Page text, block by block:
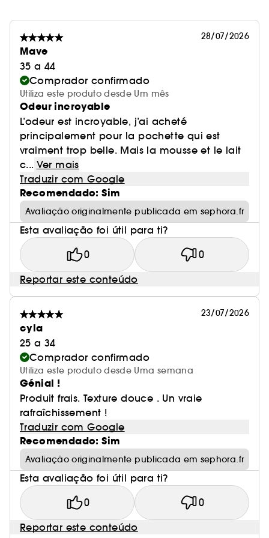
28/07/2026
Mave
35 a 44
Comprador confirmado
Utiliza este produto desde Um mês
Odeur incroyable
L’odeur est incroyable, j’ai acheté
principalement pour la pochette qui est
vraiment trop belle. Mais la mousse et le lait
c... Ver mais
Traduzir com Google
Recomendado: Sim
Avaliação originalmente publicada em sephora.fr
Esta avaliação foi útil para ti?
0 0
Reportar este conteúdo
23/07/2026
cyla
25 a 34
Comprador confirmado
Utiliza este produto desde Uma semana
Génial !
Produit frais. Texture douce . Un vraie
rafraîchissement !
Traduzir com Google
Recomendado: Sim
Avaliação originalmente publicada em sephora.fr
Esta avaliação foi útil para ti?
0 0
Reportar este conteúdo